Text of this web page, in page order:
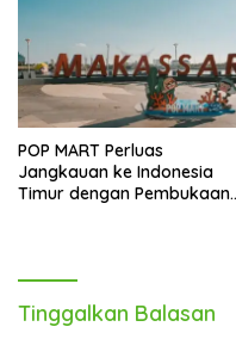
POP MART Perluas
Jangkauan ke Indonesia
Timur dengan Pembukaan
Tinggalkan Balasan